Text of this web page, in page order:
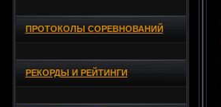
ПРОТОКОЛЫ СОРЕВНОВАНИЙ
РЕКОРДЫ И РЕЙТИНГИ